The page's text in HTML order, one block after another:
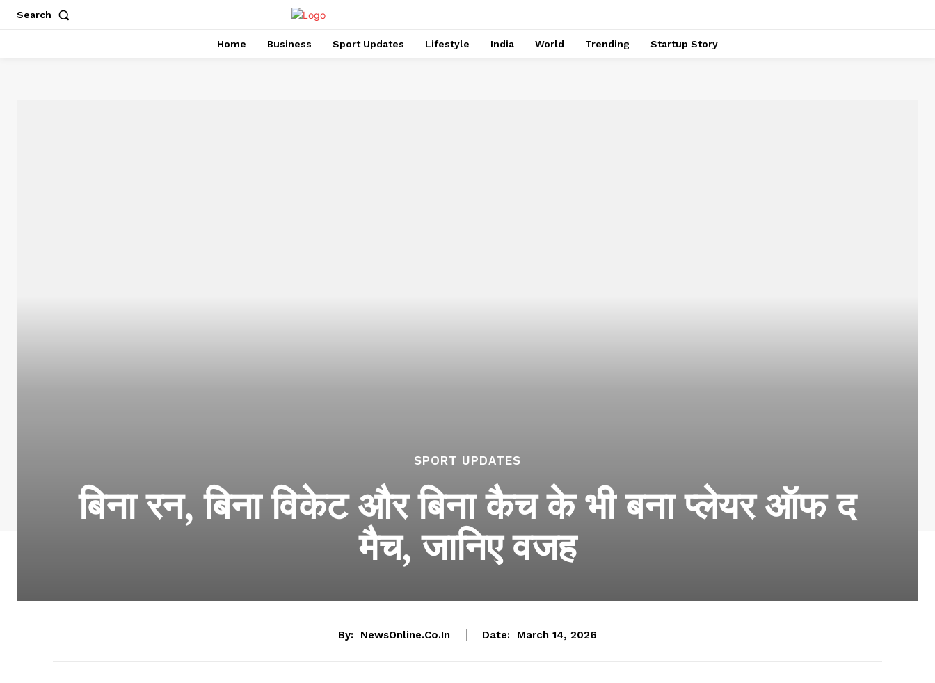
Search
Home Business Sport Updates Lifestyle India World Trending Startup Story
SPORT UPDATES
बिना रन, बिना विकेट और बिना कैच के भी बना प्लेयर ऑफ द
मैच, जानिए वजह
By: NewsOnline.co.in Date: March 14, 2026